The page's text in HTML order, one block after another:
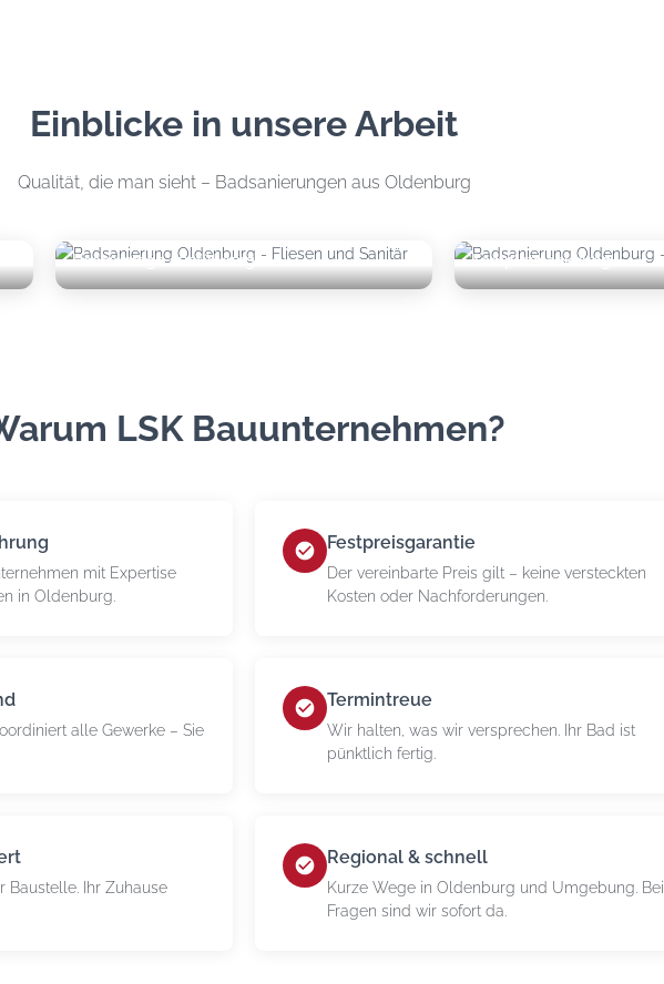
Einblicke in unsere Arbeit
Qualität, die man sieht – Badsanierungen aus Oldenburg
Hochwertige Ausführung Komplettsanierung
LSK Bauunternehmen?
mit Expertise
in Oldenburg.
Festpreisgarantie
Der vereinbarte Preis gilt – keine versteckten
Kosten oder Nachforderungen.
alle Gewerke – Sie
Termintreue
Wir halten, was wir versprechen. Ihr Bad ist
pünktlich fertig.
Baustelle. Ihr Zuhause
Regional & schnell
Kurze Wege in Oldenburg und Umgebung. Bei
Fragen sind wir sofort da.